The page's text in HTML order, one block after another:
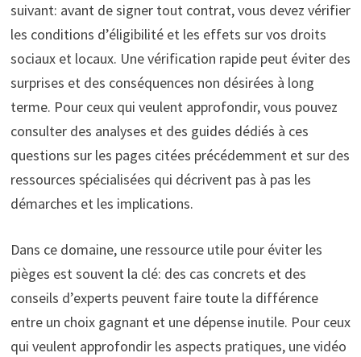
suivant: avant de signer tout contrat, vous devez vérifier
les conditions d’éligibilité et les effets sur vos droits
sociaux et locaux. Une vérification rapide peut éviter des
surprises et des conséquences non désirées à long
terme. Pour ceux qui veulent approfondir, vous pouvez
consulter des analyses et des guides dédiés à ces
questions sur les pages citées précédemment et sur des
ressources spécialisées qui décrivent pas à pas les
démarches et les implications.
Dans ce domaine, une ressource utile pour éviter les
pièges est souvent la clé: des cas concrets et des
conseils d’experts peuvent faire toute la différence
entre un choix gagnant et une dépense inutile. Pour ceux
qui veulent approfondir les aspects pratiques, une vidéo